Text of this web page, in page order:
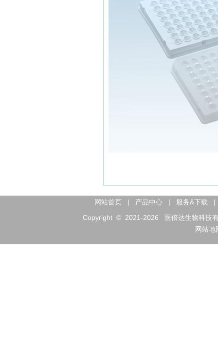
网站首页 | 产品中心 | 服务&下载
|
Copyright © 2021-2026
医倍达生物科技
网站地